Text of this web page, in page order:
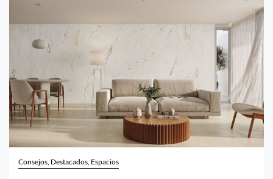
Consejos, Destacados, Espacios